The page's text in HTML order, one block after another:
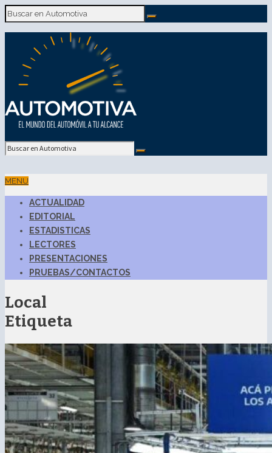
MENU
ACTUALIDAD
EDITORIAL
ESTADISTICAS
LECTORES
PRESENTACIONES
PRUEBAS/CONTACTOS
Local
Etiqueta